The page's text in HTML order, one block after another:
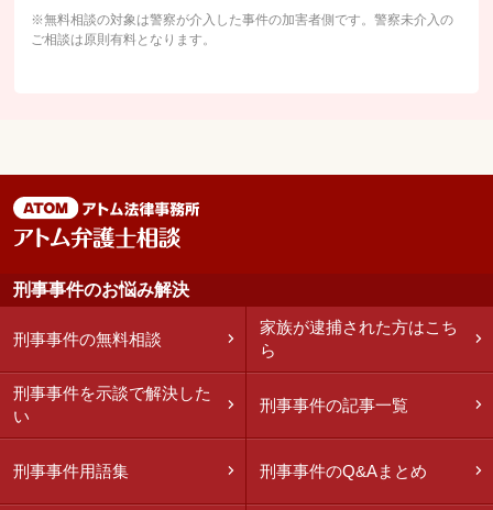
※無料相談の対象は警察が介入した事件の加害者側です。警察未介入の
ご相談は原則有料となります。
刑事事件のお悩み解決
刑事事件の無料相談
家族が逮捕された方はこち
ら
刑事事件を示談で解決した
い
刑事事件の記事一覧
刑事事件用語集 刑事事件のQ&Aまとめ